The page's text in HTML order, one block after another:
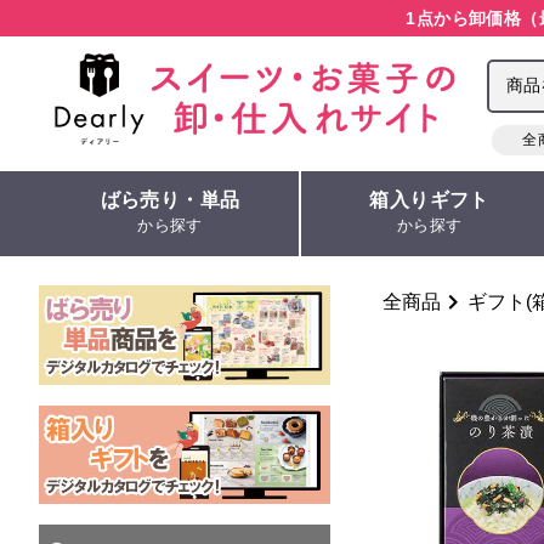
1点から卸価格
全
ばら売り・単品
から探す
箱入りギフト
から探す
全商品 ギフト(